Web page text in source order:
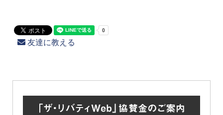
友達に教える